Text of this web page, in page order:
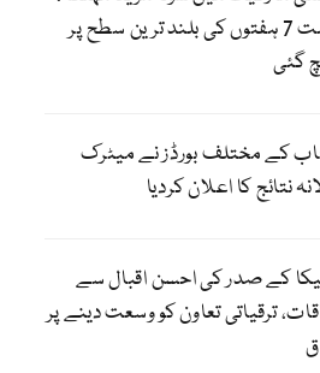
قیمت 7 ہفتوں کی بلند ترین سطح پر
گئی
کے مختلف بورڈز نے میٹرک
نتائج کا اعلان کردیا
کے صدر کی احسن اقبال سے
ترقیاتی تعاون کو وسعت دینے پر